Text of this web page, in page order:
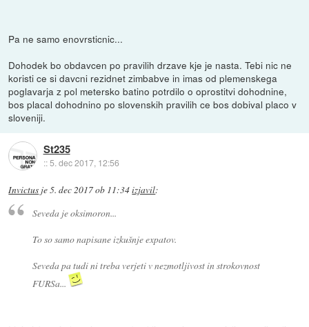
Pa ne samo enovrsticnic...
Dohodek bo obdavcen po pravilih drzave kje je nasta. Tebi nic ne
koristi ce si davcni rezidnet zimbabve in imas od plemenskega
poglavarja z pol metersko batino potrdilo o oprostitvi dohodnine,
bos placal dohodnino po slovenskih pravilih ce bos dobival placo v
sloveniji.
St235
::5. dec 2017, 12:56
Invictus je5. dec 2017 ob 11:34izjavil:
Seveda je oksimoron...
To so samo napisane izkušnje expatov.
Seveda pa tudi ni treba verjeti v nezmotljivost in strokovnost
FURSa...